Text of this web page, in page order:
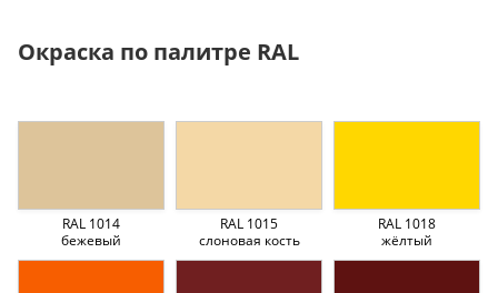
Окраска по палитре RAL
RAL 1014
бежевый
RAL 1015
слоновая кость
RAL 1018
жёлтый